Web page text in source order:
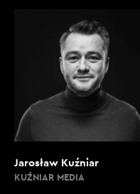
Jarosław Kuźniar
KUŹNIAR MEDIA